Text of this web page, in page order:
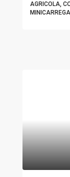
AGRICOLA,